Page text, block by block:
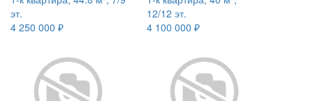
эт.
4 250 000 ₽
12/12 эт.
4 100 000 ₽